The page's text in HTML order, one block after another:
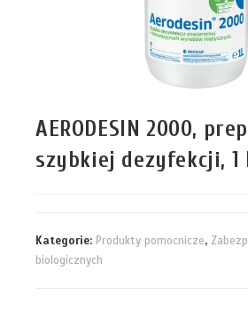
AERODESIN 2000,
szybkiej dezyfekcji, 1
Kategorie: Produkty pomocnicze,
biologicznych